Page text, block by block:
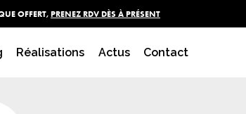
OFFERT, PRENEZ RDV DÈS À PRÉSENT
Réalisations Actus Contact